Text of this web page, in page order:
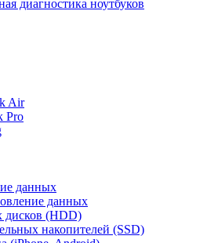
диагностика ноутбуков
Air
Pro
данных
данных
дисков (HDD)
накопителей (SSD)